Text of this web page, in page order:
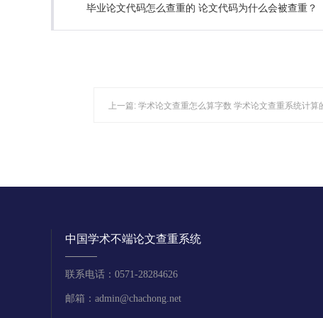
毕业论文代码怎么查重的 论文代码为什么会被查重？
上一篇: 学术论文查重怎么算字数 学术论文查重系统计算
中国学术不端论文查重系统
联系电话：0571-28284626
邮箱：admin@chachong.net